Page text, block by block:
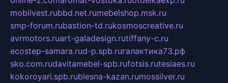
mobilvest.rubbd.net.rumebelshop.msk.ru
smp-forum.rubastion-td.rukosmoscreative.ru
avrmotors.ruart-galadesign.rutiffany-c.ru
ecostep-samara.rud-p.spb.ruгалактика73.рф
sko.com.rudavitamebel-spb.rufotsis.rutesiaes.ru
kokoroyari.spb.rublesna-kazan.rumossilver.ru